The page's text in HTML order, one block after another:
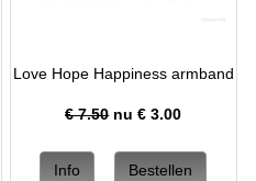
Love Hope Happiness armband
€ 7.50nu €3.00